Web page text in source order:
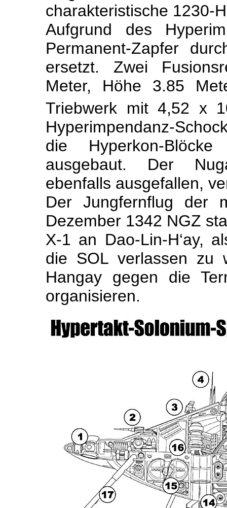
charakteristische 1230-
Aufgrund des
Permanent-Zapfer
ersetzt. Zwei
Meter, Höhe 3.85
Triebwerk mit 4,52 x
Hyperimpendanz-
die Hyperkon-
ausgebaut. Der
ebenfalls ausgefallen,
Der Jungfernflug der
Dezember 1342 NGZ
X-1 an Dao-Lin-H‘ay,
die SOL verlassen zu
Hangay gegen die
organisieren.